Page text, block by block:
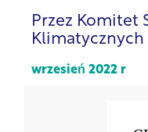
Przez Komitet
Klimatycznych
wrzesień 2022 r